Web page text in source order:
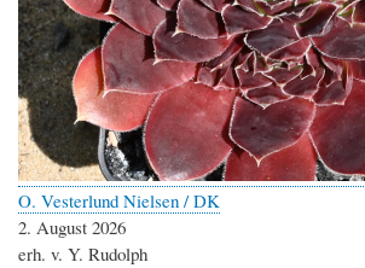
O. Vesterlund Nielsen / DK
2. August 2026
erh. v. Y. Rudolph